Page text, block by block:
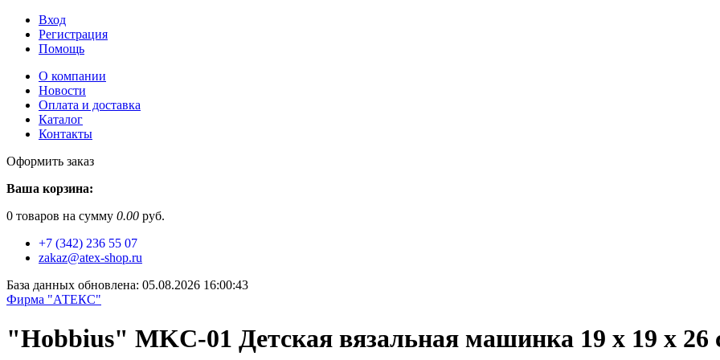
Вход
Регистрация
Помощь
О компании
Новости
Оплата и доставка
Каталог
Контакты
Оформить заказ
Ваша корзина:
0 товаров на сумму 0.00 руб.
+7 (342) 236 55 07
zakaz@atex-shop.ru
База данных обновлена: 05.08.2026 16:00:43
Фирма "АТЕКС"
"Hobbius" MKC-01 Детская вязальная машинка 19 x 19 x 26